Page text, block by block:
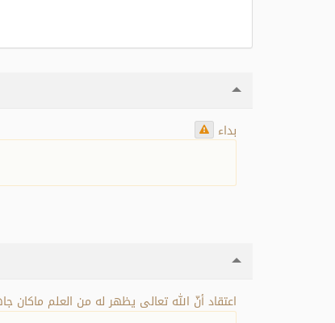
بداء
اعتقاد أنّ الله تعالى يظهر له من العلم ماكان